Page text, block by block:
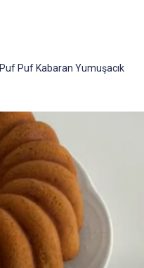
Puf Puf Kabaran Yumuşacık